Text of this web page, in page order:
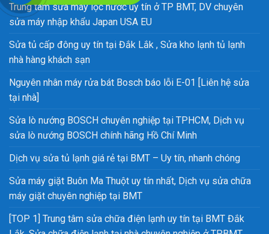
Trung tâm sửa máy lọc nước uy tín ở TP BMT, DV chuyên
sửa máy nhập khẩu Japan USA EU
Sửa tủ cấp đông uy tín tại Đắk Lắk , Sửa kho lạnh tủ lạnh
nhà hàng khách sạn
Nguyên nhân máy rửa bát Bosch báo lỗi E-01 [Liên hệ sửa
tại nhà]
Sửa lò nướng BOSCH chuyên nghiệp tại TPHCM, Dịch vụ
sửa lò nướng BOSCH chính hãng Hồ Chí Minh
Dịch vụ sửa tủ lạnh giá rẻ tại BMT – Uy tín, nhanh chóng
Sửa máy giặt Buôn Ma Thuột uy tín nhất, Dịch vụ sửa chữa
máy giặt chuyên nghiệp tại BMT
[TOP 1] Trung tâm sửa chữa điện lạnh uy tín tại BMT Đắk